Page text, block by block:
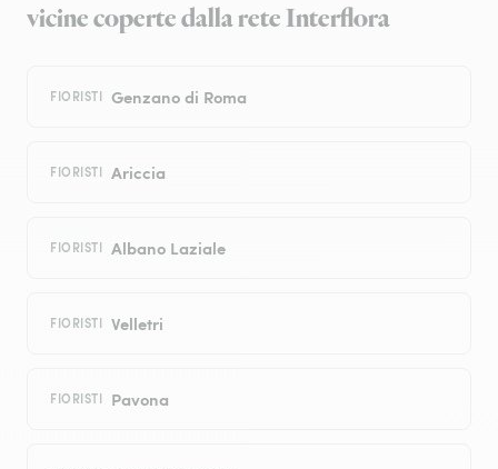
vicine coperte dalla rete Interflora
FIORISTI Genzano di Roma
FIORISTI Ariccia
FIORISTI Albano Laziale
FIORISTI Velletri
FIORISTI Pavona